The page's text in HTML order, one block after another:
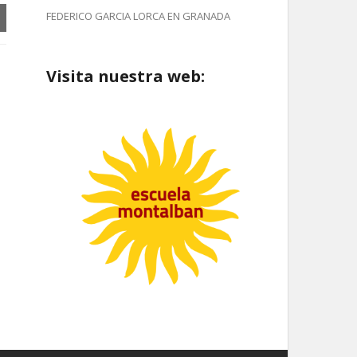
FEDERICO GARCIA LORCA EN GRANADA
Visita nuestra web: